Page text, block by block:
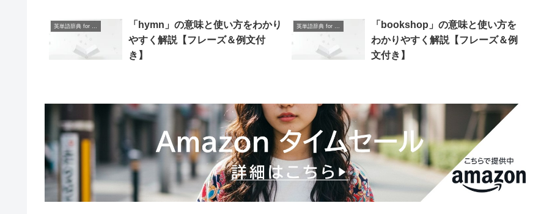
「hymn」の意味と使い方をわかり
やすく解説【フレーズ＆例文付
き】
「bookshop」の意味と使い方を
わかりやすく解説【フレーズ＆例
文付き】